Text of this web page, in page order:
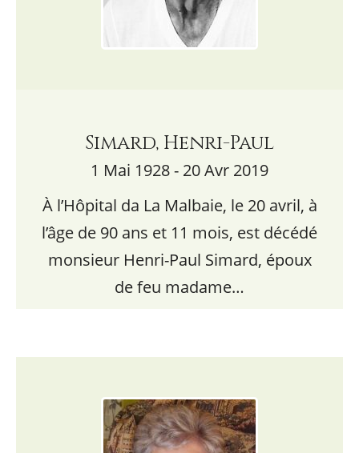
Simard, Henri-Paul
1 Mai 1928 - 20 Avr 2019
À l’Hôpital da La Malbaie, le 20 avril, à
l’âge de 90 ans et 11 mois, est décédé
monsieur Henri-Paul Simard, époux
de feu madame…